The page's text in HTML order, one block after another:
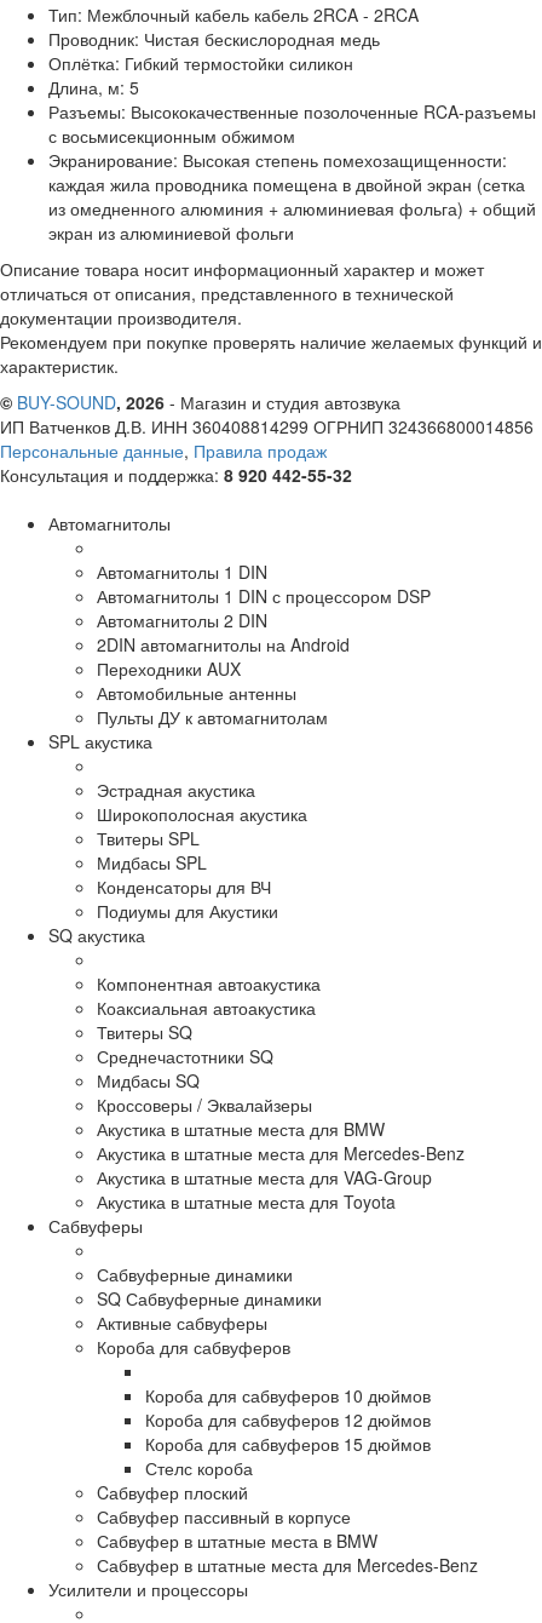
Тип: Межблочный кабель кабель 2RCA - 2RCA
Проводник: Чистая бескислородная медь
Оплётка: Гибкий термостойки силикон
Длина, м: 5
Разъемы: Высококачественные позолоченные RCA-разъемы
с восьмисекционным обжимом
Экранирование: Высокая степень помехозащищенности:
каждая жила проводника помещена в двойной экран (сетка
из омедненного алюминия + алюминиевая фольга) + общий
экран из алюминиевой фольги
Описание товара носит информационный характер и может
отличаться от описания, представленного в технической
документации производителя.
Рекомендуем при покупке проверять наличие желаемых функций и
характеристик.
© BUY-SOUND, 2026 - Магазин и студия автозвука
ИП Ватченков Д.В. ИНН 360408814299 ОГРНИП 324366800014856
Персональные данные, Правила продаж
Консультация и поддержка: 8 920 442-55-32
Автомагнитолы
Автомагнитолы 1 DIN
Автомагнитолы 1 DIN с процессором DSP
Автомагнитолы 2 DIN
2DIN автомагнитолы на Android
Переходники AUX
Автомобильные антенны
Пульты ДУ к автомагнитолам
SPL акустика
Эстрадная акустика
Широкополосная акустика
Твитеры SPL
Мидбасы SPL
Конденсаторы для ВЧ
Подиумы для Акустики
SQ акустика
Компонентная автоакустика
Коаксиальная автоакустика
Твитеры SQ
Среднечастотники SQ
Мидбасы SQ
Кроссоверы / Эквалайзеры
Акустика в штатные места для BMW
Акустика в штатные места для Mercedes-Benz
Акустика в штатные места для VAG-Group
Акустика в штатные места для Toyota
Сабвуферы
Сабвуферные динамики
SQ Сабвуферные динамики
Активные сабвуферы
Короба для сабвуферов
Короба для сабвуферов 10 дюймов
Короба для сабвуферов 12 дюймов
Короба для сабвуферов 15 дюймов
Стелс короба
Cабвуфер плоский
Сабвуфер пассивный в корпусе
Сабвуфер в штатные места в BMW
Сабвуфер в штатные места для Mercedes-Benz
Усилители и процессоры